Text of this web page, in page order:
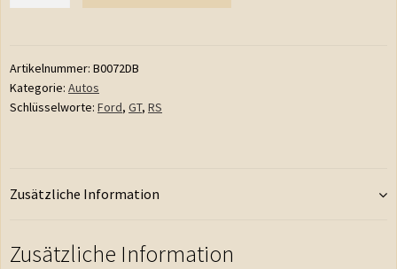
Artikelnummer: B0072DB
Kategorie: Autos
Schlüsselworte: Ford, GT, RS
Zusätzliche Information
Zusätzliche Information